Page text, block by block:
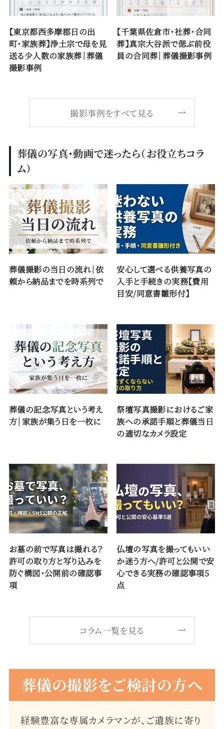
【東京都西多摩郡日の出
町・家族葬】浄土宗で母を見
送る少人数の家族葬｜葬儀
撮影事例
【千葉県佐倉市・社葬・合同
葬】真宗大谷派で偲ぶ前役
員の合同葬｜葬儀撮影事例
撮影事例をすべて見る
葬儀の写真・動画で迷ったら（お役立ちコラ
ム）
葬儀撮影の当日の流れ｜依
頼から納品までを時系列で
安心して選べる供養写真の
入手と手続きの実務【費用
目安/同意書雛形付】
葬儀の記念写真という考え
方｜家族が集う日を一枚に
祭壇写真撮影におけるご家
族への承諾手順と葬儀当日
の適切なカメラ設定
お墓の前で写真は撮れる？
許可の取り方と写り込みを
防ぐ構図・公開前の確認事
項
仏壇の写真を撮ってもいい
か迷う方へ/許可と公開で安
心できる実務の確認事項5
点
コラム一覧を見る
葬儀の撮影をご検討の方へ
経験豊富な専属カメラマンが、ご遺族に寄り